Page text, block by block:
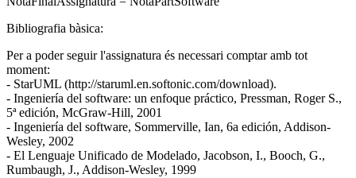
Bibliografia bàsica:
Per a poder seguir l'assignatura és necessari comptar amb tot
moment:
- StarUML (http://staruml.en.softonic.com/download).
- Ingeniería del software: un enfoque práctico, Pressman, Roger S.,
5ª edición, McGraw-Hill, 2001
- Ingeniería del software, Sommerville, Ian, 6a edición, Addison-
Wesley, 2002
- El Lenguaje Unificado de Modelado, Jacobson, I., Booch, G.,
Rumbaugh, J., Addison-Wesley, 1999